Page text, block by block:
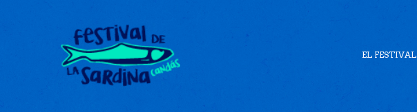
EL FESTIVAL